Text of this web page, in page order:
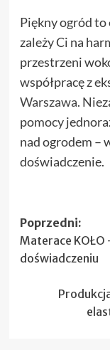
Piękny ogród to
zależy Ci na
przestrzeni
współpracę z
Warszawa.
pomocy
nad ogrodem –
doświadczenie.
Zobacz
wpisy
Poprzedni:
Materace
doświadczeniu